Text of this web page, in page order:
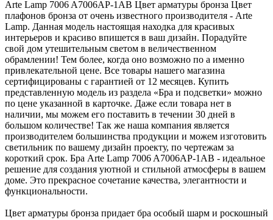
Arte Lamp 7006 A7006AP-1AB Цвет арматуры бронза Цвет
плафонов бронза от очень известного производителя - Arte
Lamp. Данная модель настоящая находка для красивых
интерьеров и красиво впишется в ваш дизайн. Порадуйте
свой дом утешительным светом в величественном
обрамлении! Тем более, когда оно возможно по а именно
привлекательной цене. Все товары нашего магазина
сертифицированы с гарантией от 12 месяцев. Купить
представленную модель из раздела «Бра и подсветки» можно
по цене указанной в карточке. Даже если товара нет в
наличии, мы можем его поставить в течении 30 дней в
большом количестве! Так же наша компания является
производителем большинства продукции и можем изготовить
светильник по вашему дизайн проекту, по чертежам за
короткий срок. Бра Arte Lamp 7006 A7006AP-1AB - идеальное
решение для создания уютной и стильной атмосферы в вашем
доме. Это прекрасное сочетание качества, элегантности и
функциональности.
Цвет арматуры бронза придает бра особый шарм и роскошный